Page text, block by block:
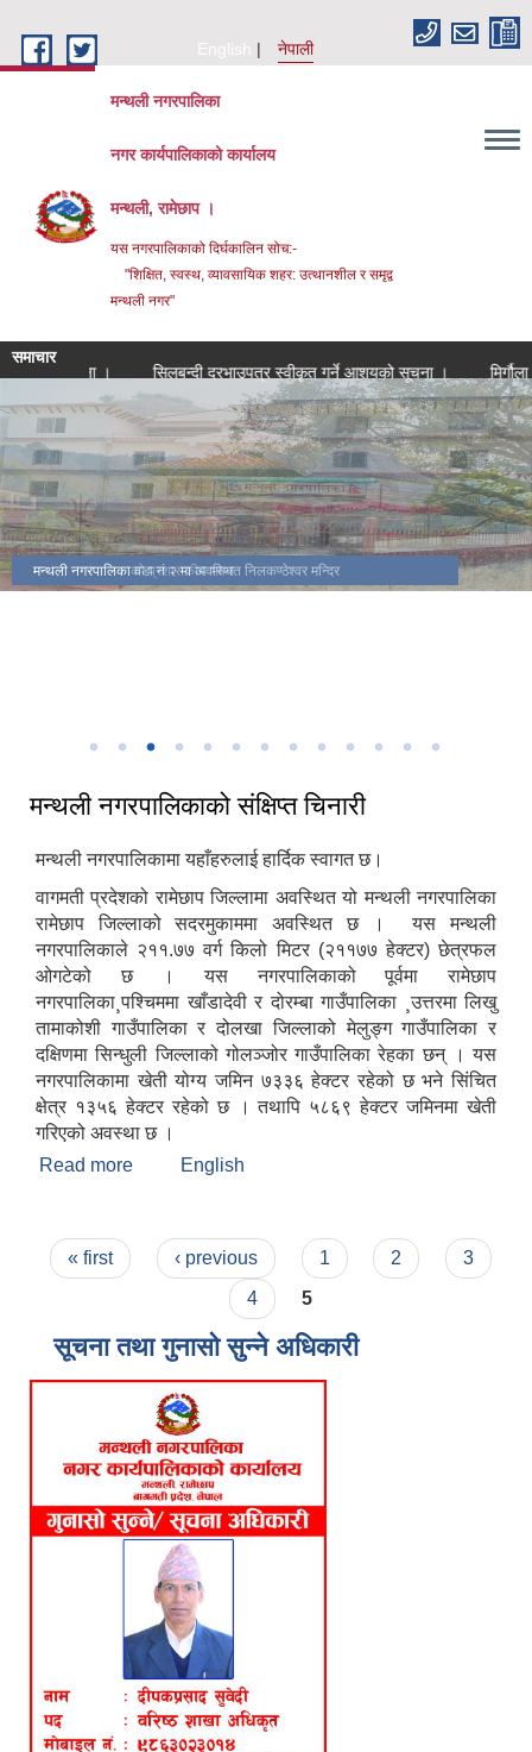
English
नेपाली
मन्थली नगरपालिका
नगर कार्यपालिकाको कार्यालय
मन्थली, रामेछाप ।
यस नगरपालिकाको दिर्घकालिन सोच:-
"शिक्षित, स्वस्थ, व्यावसायिक शहर: उत्थानशील र समृद्व
मन्थली नगर"
समाचार
सिलबन्दी दरभाउपत्र स्वीकृत गर्ने आशयको सूचना । मिर्गौला
निकृष्ट बालश्रममुक्त, बालविवाहमुक्त, अनिवार्य तथा निःशुल्क शिक्षा सुनिश्चितता र
मन्थली नगरपालिकाको प्रशासकीय भवन
मन्थली नगरपालिका वडा नं २ मा अवस्थित निलकण्ठेश्वर मन्दिर
ढिकुरीदेवी मन्दिर भटौली
थानापती महादेव मन्दिर मनपा ५ सुनारपानी
थानापती महादेव मन्दिर पुरानागाँउ मनपा ९
मन्थली नगरपालिका वडा नं ८ मा अवस्थित चिसापानीगढी
मकैको खेती पुस्तकका लेखक(साहित्यिक सहिद) सुब्बा कृष्णलाल अधिकारीको
जन्मस्थान
हर्रेचिण्डे फुलासी
नगरपालिका कार्यालयबाट तामाकोशी नदी
मन्थली नगरपालिकाको संक्षिप्त चिनारी
मन्थली नगरपालिकामा यहाँहरुलाई हार्दिक स्वागत छ।
वागमती प्रदेशको रामेछाप जिल्लामा अवस्थित यो मन्थली नगरपालिका
रामेछाप जिल्लाको सदरमुकाममा अवस्थित छ । यस मन्थली
नगरपालिकाले २११.७७ वर्ग किलो मिटर (२११७७ हेक्टर) छेत्रफल
ओगटेको छ । यस नगरपालिकाको पूर्वमा रामेछाप
नगरपालिका¸पश्चिममा खाँडादेवी र दोरम्बा गाउँपालिका ¸उत्तरमा लिखु
तामाकोशी गाउँपालिका र दोलखा जिल्लाको मेलुङ्ग गाउँपालिका र
दक्षिणमा सिन्धुली जिल्लाको गोलञ्जोर गाउँपालिका रेहका छन् । यस
नगरपालिकामा खेती योग्य जमिन ७३३६ हेक्टर रहेको छ भने सिंचित
क्षेत्र १३५६ हेक्टर रहेको छ । तथापि ५८६९ हेक्टर जमिनमा खेती
गरिएको अवस्था छ ।
Read more about मन्थली नगरपालिकाको संक्षिप्त चिनारी
English
Pages
« first ‹ previous 1 2
3
4
5
सूचना तथा गुनासो सुन्ने अधिकारी